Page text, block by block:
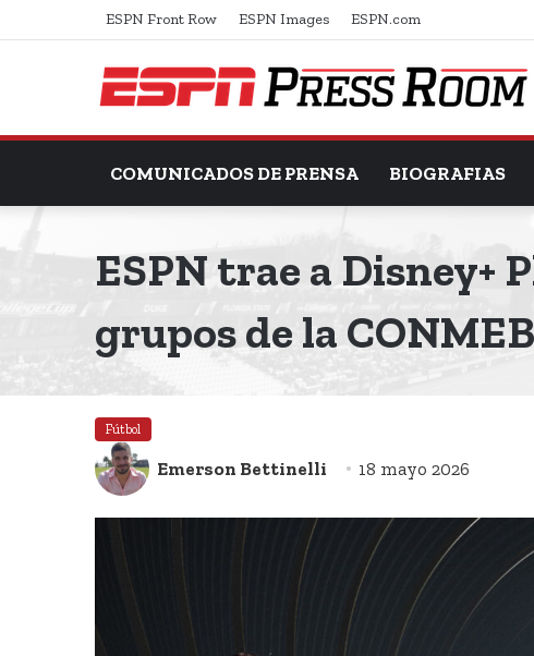
ESPN Front Row ESPN Images ESPN.com
COMUNICADOS DE PRENSA BIOGRAFIAS
ESPN trae a Disney+
grupos de la
Fútbol
Emerson Bettinelli 18 mayo 2026